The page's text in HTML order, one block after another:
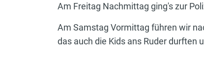
Am Freitag Nachmittag ging's zur
Am Samstag Vormittag führen wir
das auch die Kids ans Ruder durften